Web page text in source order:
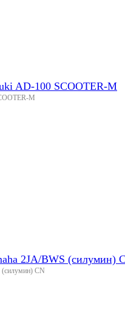
AD-100 SCOOTER-M
M
2JA/BWS (силумин)
(силумин) CN